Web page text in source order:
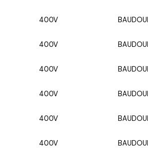
400V
400V
400V
400V
400V
400V